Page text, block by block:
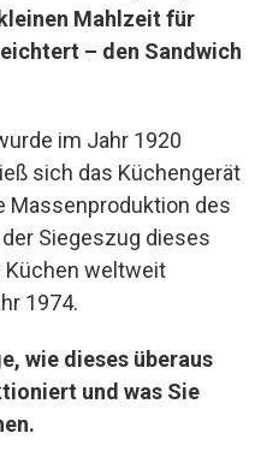
Mahlzeit für
– den Sandwich
im Jahr 1920
sich das Küchengerät
Massenproduktion des
Siegeszug dieses
Küchen weltweit
1974.
wie dieses überaus
und was Sie